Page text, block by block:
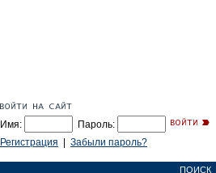
Имя:
Пароль:
Регистрация
Забыли пароль?
ПОИСК